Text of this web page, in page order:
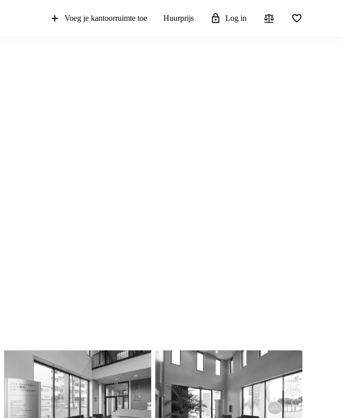
Voeg je kantoorruimte toe Huurprijs Log in